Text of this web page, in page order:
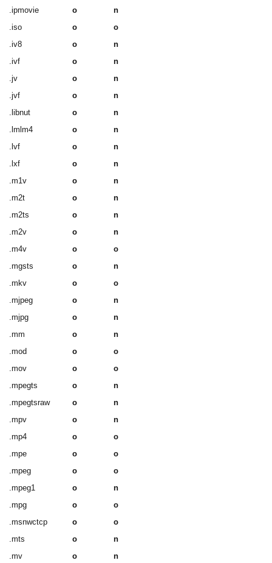
.ipmovie
o
n
.iso
o
o
.iv8
o
n
.ivf
o
n
.jv
o
n
.jvf
o
n
.libnut
o
n
.lmlm4
o
n
.lvf
o
n
.lxf
o
n
.m1v
o
n
.m2t
o
n
.m2ts
o
n
.m2v
o
n
.m4v
o
o
.mgsts
o
n
.mkv
o
o
.mjpeg
o
n
.mjpg
o
n
.mm
o
n
.mod
o
o
.mov
o
o
.mpegts
o
n
.mpegtsraw
o
n
.mpv
o
n
.mp4
o
o
.mpe
o
o
.mpeg
o
o
.mpeg1
o
n
.mpg
o
o
.msnwctcp
o
o
.mts
o
n
.mv
o n